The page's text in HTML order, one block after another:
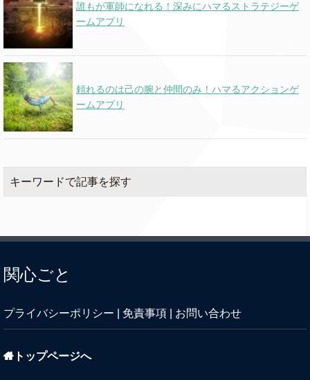
誰もが軍師になれる！深みにハマるストラテジーゲ
ームアプリ
頼れるのは己の腕と仲間のみ！ハマるアクションゲ
ームアプリ
キーワードで記事を探す
関心ごと
プライバシーポリシー 免責事項 お問い合わせ
トップページへ